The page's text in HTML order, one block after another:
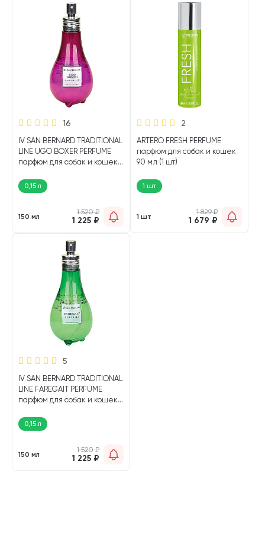
16
IV SAN BERNARD TRADITIONAL
LINE UGO BOXER PERFUME
парфюм для собак и кошек
0,15 л
150 мл
1 520₽
1 225 ₽
2
ARTERO FRESH PERFUME
парфюм для собак и кошек
90 мл (1 шт)
1 шт
1 шт
1 829₽
1 679 ₽
5
IV SAN BERNARD TRADITIONAL
LINE FAREGAIT PERFUME
парфюм для собак и кошек
0,15 л
150 мл
1 520₽
1 225 ₽